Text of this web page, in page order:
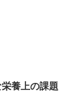
養上の課題